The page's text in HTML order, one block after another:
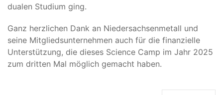
dualen Studium ging.
Ganz herzlichen Dank an Niedersachsenmetall und
seine Mitgliedsunternehmen auch für die finanzielle
Unterstützung, die dieses Science Camp im Jahr 2025
zum dritten Mal möglich gemacht haben.